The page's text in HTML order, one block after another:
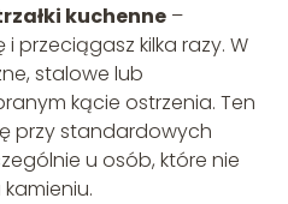
kuchenne–
i przeciągasz kilka razy. W
stalowe lub
kącie ostrzenia. Ten
przy standardowych
u osób, które nie